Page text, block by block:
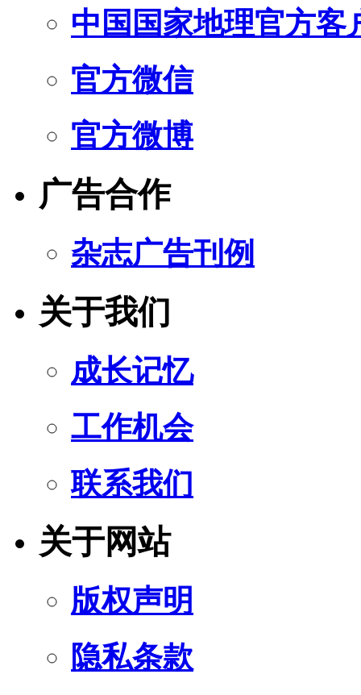
中国国家地理官方客
官方微信
官方微博
广告合作
杂志广告刊例
关于我们
成长记忆
工作机会
联系我们
关于网站
版权声明
隐私条款